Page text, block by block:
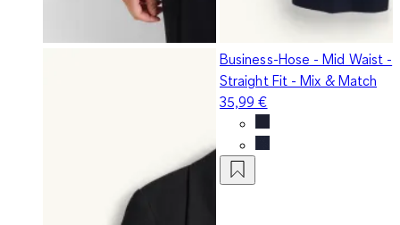
Business-Hose - Mid Waist -
Straight Fit - Mix & Match
35,99 €